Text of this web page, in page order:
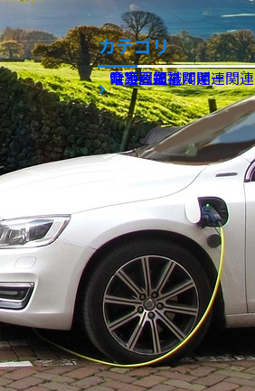
カテゴリ
サイバー・IT関連
時事問題
電力・エネルギー関連
介護・福祉関連
電力豆知識